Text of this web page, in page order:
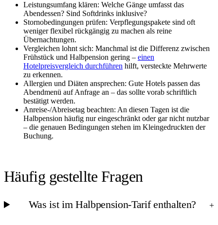
Leistungsumfang klären: Welche Gänge umfasst das
Abendessen? Sind Softdrinks inklusive?
Stornobedingungen prüfen: Verpflegungspakete sind oft
weniger flexibel rückgängig zu machen als reine
Übernachtungen.
Vergleichen lohnt sich: Manchmal ist die Differenz zwischen
Frühstück und Halbpension gering – einen
Hotelpreisvergleich durchführen hilft, versteckte Mehrwerte
zu erkennen.
Allergien und Diäten ansprechen: Gute Hotels passen das
Abendmenü auf Anfrage an – das sollte vorab schriftlich
bestätigt werden.
Anreise-/Abreisetag beachten: An diesen Tagen ist die
Halbpension häufig nur eingeschränkt oder gar nicht nutzbar
– die genauen Bedingungen stehen im Kleingedruckten der
Buchung.
Häufig gestellte Fragen
Was ist im Halbpension-Tarif enthalten? +